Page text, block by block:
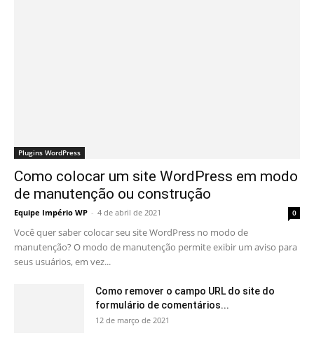
Plugins WordPress
Como colocar um site WordPress em modo
de manutenção ou construção
Equipe Império WP - 4 de abril de 2021 0
Você quer saber colocar seu site WordPress no modo de
manutenção? O modo de manutenção permite exibir um aviso para
seus usuários, em vez...
Como remover o campo URL do site do
formulário de comentários...
12 de março de 2021